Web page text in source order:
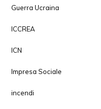
Guerra Ucraina
ICCREA
ICN
Impresa Sociale
incendi